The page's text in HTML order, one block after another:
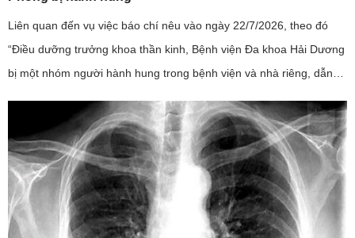
Liên quan đến vụ việc báo chí nêu vào ngày 22/7/2026, theo đó
“Điều dưỡng trưởng khoa thần kinh, Bệnh viện Đa khoa Hải Dương
bị một nhóm người hành hung trong bệnh viện và nhà riêng, dẫn